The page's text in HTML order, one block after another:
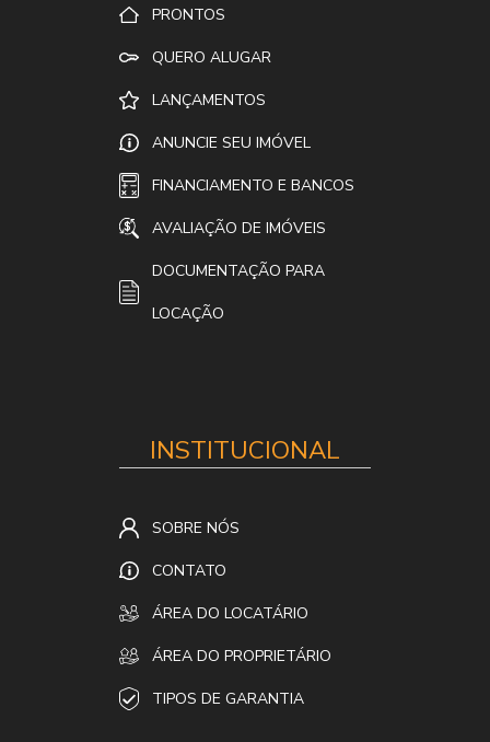
PRONTOS
QUERO ALUGAR
LANÇAMENTOS
ANUNCIE SEU IMÓVEL
FINANCIAMENTO E BANCOS
AVALIAÇÃO DE IMÓVEIS
DOCUMENTAÇÃO PARA
LOCAÇÃO
INSTITUCIONAL
SOBRE NÓS
CONTATO
ÁREA DO LOCATÁRIO
ÁREA DO PROPRIETÁRIO
TIPOS DE GARANTIA